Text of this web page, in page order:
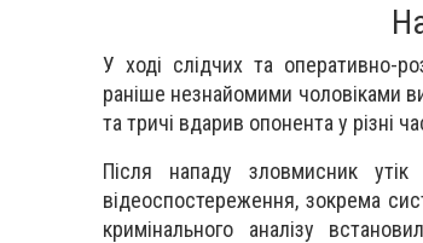
У ході слідчих та оперативно-
раніше незнайомими чоловіками
та тричі вдарив опонента у різні
Після нападу зловмисник утік
відеоспостереження, зокрема
кримінального аналізу